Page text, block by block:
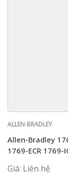
ALLEN-BRADLEY
Allen-Bradley
1769-ECR 1769-
Giá: Liên hệ